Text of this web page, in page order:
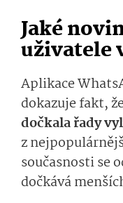
Jaké
uživatele
Aplikace
dokazuje fakt,
dočkala řady
z
současnosti se
dočkává